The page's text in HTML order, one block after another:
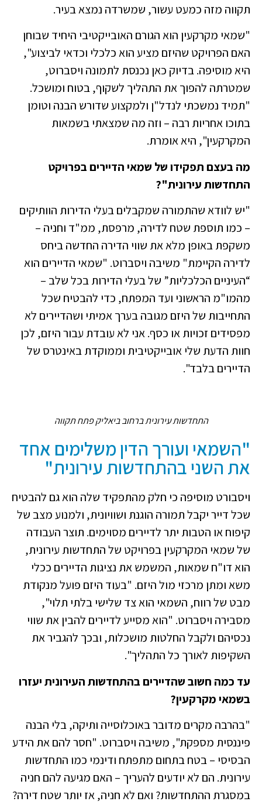
תקווה מזה כמעט עשור, שמשרדה נמצא בעיר.
"שמאי מקרקעין הוא הגורם האובייקטיבי היחיד שבוחן
האם הפרויקט שהיזם מציע הוא כלכלי וכדאי לביצוע",
היא מוסיפה. בדיוק כאן נכנסת לתמונה ויסברוט,
שמטרתה להפוך את התהליך לשקוף, בטוח ומושכל.
"תמיד נמשכתי לנדל"ן ולמקצוע שדורש הבנה וטומן
בתוכו אחריות רבה – וזה מה שמצאתי בשמאות
המקרקעין", היא אומרת.
מה בעצם תפקידו של שמאי הדיירים בפרויקט
התחדשות עירונית"?
"יש לוודא שהתמורה שמקבלים בעלי הדירות הוותיקים
– כמו תוספת שטח לדירה, מרפסת, ממ"ד וחניה –
משקפת באופן מלא את שווי הדירה החדשה ביחס
לדירה הקיימת" משיבה ויסברוט. "שמאי הדיירים הוא
“העיניים הכלכליות” של בעלי הדירות בכל שלב –
מהמו"מ הראשוני ועד המפתח, כדי להבטיח שכל
התחייבות של היזם מגובה בערך אמיתי ושהדיירים לא
מפסידים זכויות או כסף. אני לא עובדת עבור היזם, לכן
חוות הדעת שלי אובייקטיבית וממוקדת באינטרס של
הדיירים בלבד".
התחדשות עירונית ברחוב ביאליק פתח תקווה
"השמאי ועורך הדין משלימים אחד
את השני בהתחדשות עירונית"
ויסבורט מוסיפה כי חלק מהתפקיד שלה הוא גם להבטיח
שכל דייר יקבל תמורה הוגנת ושוויונית, ולמנוע מצב של
קיפוח או הטבות יתר לדיירים מסוימים. תוצר העבודה
של שמאי המקרקעין בפרויקט של התחדשות עירונית,
הוא דו"ח שמאות, המשמש את נציגות הדיירים ככלי
משא ומתן מרכזי מול היזם. "בעוד היזם פועל מנקודת
מבט של רווח, השמאי הוא צד שלישי בלתי תלוי",
מסבירה ויסברוט. "הוא מסייע לדיירים להבין את שווי
נכסיהם ולקבל החלטות מושכלות, ובכך להגביר את
השקיפות לאורך כל התהליך".
עד כמה חשוב שהדיירים בהתחדשות העירונית יעזרו
בשמאי מקרקעין?
"בהרבה מקרים מדובר באוכלוסייה ותיקה, בלי הבנה
פיננסית מספקת", משיבה ויסברוט. "חסר להם את הידע
הבסיסי – בטח בתחום מתפתח ודינמי כמו התחדשות
עירונית. הם לא יודעים להעריך – האם מגיעה להם חניה
במסגרת ההתחדשות? ואם לא חניה, אז יותר שטח דירה?